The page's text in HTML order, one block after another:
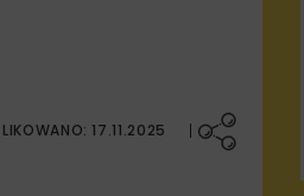
17.11.2025